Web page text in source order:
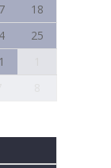
18
25